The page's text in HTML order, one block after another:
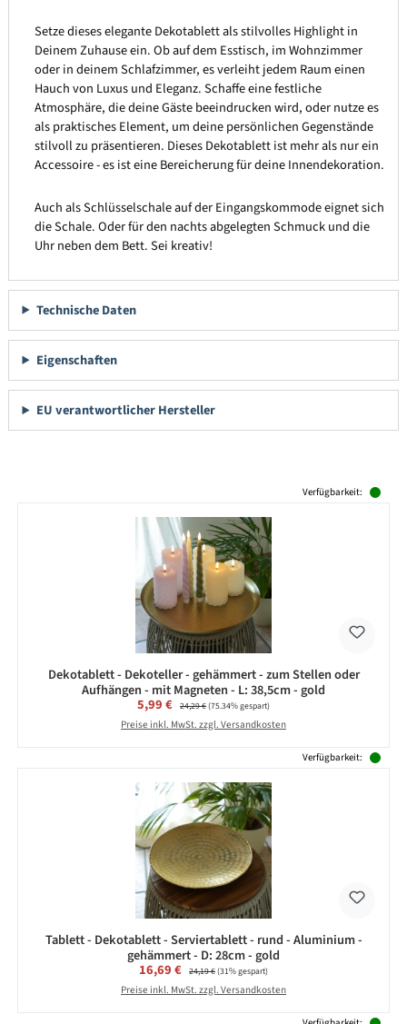
Setze dieses elegante Dekotablett als stilvolles Highlight in
Deinem Zuhause ein. Ob auf dem Esstisch, im Wohnzimmer
oder in deinem Schlafzimmer, es verleiht jedem Raum einen
Hauch von Luxus und Eleganz. Schaffe eine festliche
Atmosphäre, die deine Gäste beeindrucken wird, oder nutze es
als praktisches Element, um deine persönlichen Gegenstände
stilvoll zu präsentieren. Dieses Dekotablett ist mehr als nur ein
Accessoire - es ist eine Bereicherung für deine Innendekoration.
Auch als Schlüsselschale auf der Eingangskommode eignet sich
die Schale. Oder für den nachts abgelegten Schmuck und die
Uhr neben dem Bett. Sei kreativ!
Technische Daten
Eigenschaften
EU verantwortlicher Hersteller
Verfügbarkeit:
Dekotablett - Dekoteller - gehämmert - zum Stellen oder
Aufhängen - mit Magneten - L: 38,5cm - gold
Verkaufspreis:
5,99 € Regulärer Preis:
24,29 €(75.34% gespart)
Preise inkl. MwSt. zzgl. Versandkosten
Verfügbarkeit:
Tablett - Dekotablett - Serviertablett - rund - Aluminium -
gehämmert - D: 28cm - gold
Verkaufspreis:
16,69 € Regulärer Preis:
24,19 €(31% gespart)
Preise inkl. MwSt. zzgl. Versandkosten